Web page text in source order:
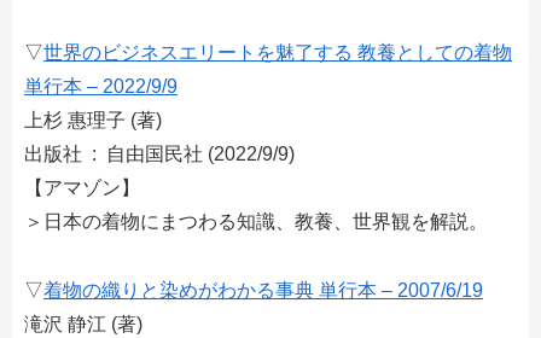
▽世界のビジネスエリートを魅了する 教養としての着物
単行本 – 2022/9/9
上杉 惠理子 (著)
出版社 ‏ : ‎ 自由国民社 (2022/9/9)
【アマゾン】
＞日本の着物にまつわる知識、教養、世界観を解説。
▽着物の織りと染めがわかる事典 単行本 – 2007/6/19
滝沢 静江 (著)